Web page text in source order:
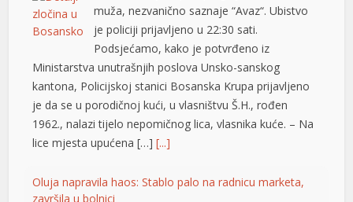
muža, nezvanično saznaje “Avaz“. Ubistvo
je policiji prijavljeno u 22:30 sati.
Podsjećamo, kako je potvrđeno iz
Ministarstva unutrašnjih poslova Unsko-sanskog
kantona, Policijskoj stanici Bosanska Krupa prijavljeno
je da se u porodičnoj kući, u vlasništvu Š.H., rođen
1962., nalazi tijelo nepomičnog lica, vlasnika kuće. – Na
lice mjesta upućena […][...]
Oluja napravila haos: Stablo palo na radnicu marketa,
završila u bolnici